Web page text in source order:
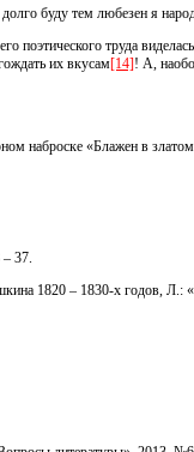
буду тем любезен я
поэтического труда
их вкусам[14]! А,
наброске «Блажен в
37.
1820 – 1830-х годов, Л.: